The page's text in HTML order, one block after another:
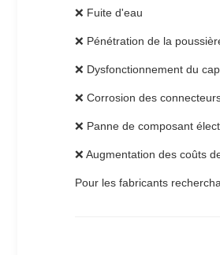
❌ Fuite d'eau
❌ Pénétration de la
❌ Dysfonctionnement du
❌ Corrosion des
❌ Panne de composant
❌ Augmentation des coûts
Pour les fabricants